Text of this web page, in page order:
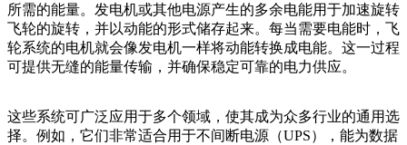
所需的能量。发电机或其他电源产生的多余电能用于加速旋转
飞轮的旋转，并以动能的形式储存起来。每当需要电能时，飞
轮系统的电机就会像发电机一样将动能转换成电能。这一过程
可提供无缝的能量传输，并确保稳定可靠的电力供应。
这些系统可广泛应用于多个领域，使其成为众多行业的通用选
择。例如，它们非常适合用于不间断电源（UPS），能为数据